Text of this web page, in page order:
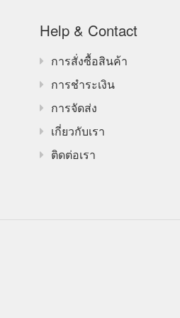
Help & Contact
การสั่งซื้อสินค้า
การชำระเงิน
การจัดส่ง
เกี่ยวกับเรา
ติดต่อเรา